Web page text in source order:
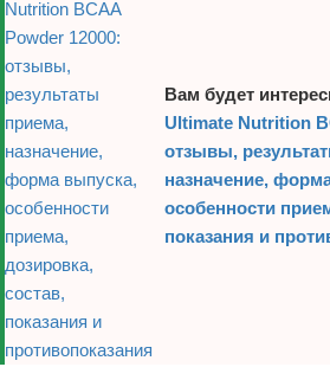
Вам будет
Ultimate Nutrition
отзывы,
назначение,
особенности
показания и